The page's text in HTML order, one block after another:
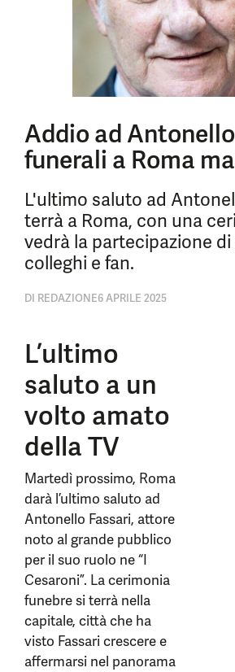
Addio ad
funerali a Roma
L'ultimo saluto ad
terrà a Roma, con una
vedrà la partecipazione di
colleghi e fan.
DI REDAZIONE6 APRILE 2025
L’ultimo
saluto a un
volto amato
della TV
Martedì prossimo, Roma
darà l’ultimo saluto ad
Antonello Fassari, attore
noto al grande pubblico
per il suo ruolo ne “I
Cesaroni”. La cerimonia
funebre si terrà nella
capitale, città che ha
visto Fassari crescere e
affermarsi nel panorama